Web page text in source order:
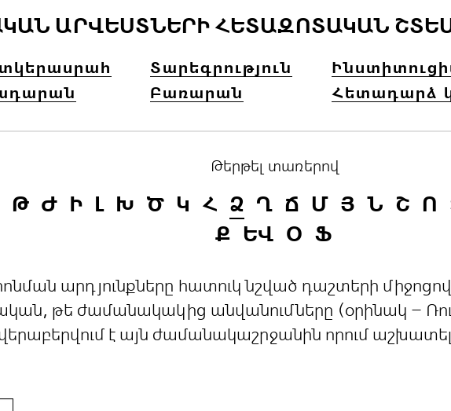
ԱՐՎԵՍՏՆԵՐԻ ՀԵՏԱԶՈՏԱԿԱՆ
Տարեգրություն
Բառարան Հետադարձ
Թերթել տառերով
Թ Ժ Ի Լ Խ Ծ Կ Հ Ձ Ղ Ճ Մ Յ Ն Շ Ո
Ք ԵՎ Օ Ֆ
արդյունքները հատուկ նշված դաշտերի
թե ժամանակակից անվանումները (օրինակ –
է այն ժամանակաշրջանին որում